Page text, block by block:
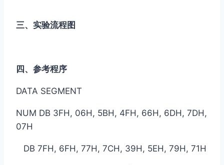
三、实验流程图
四、参考程序
DATA SEGMENT
NUM DB 3FH, 06H, 5BH, 4FH, 66H, 6DH, 7DH,
07H
DB 7FH, 6FH, 77H, 7CH, 39H, 5EH, 79H, 71H